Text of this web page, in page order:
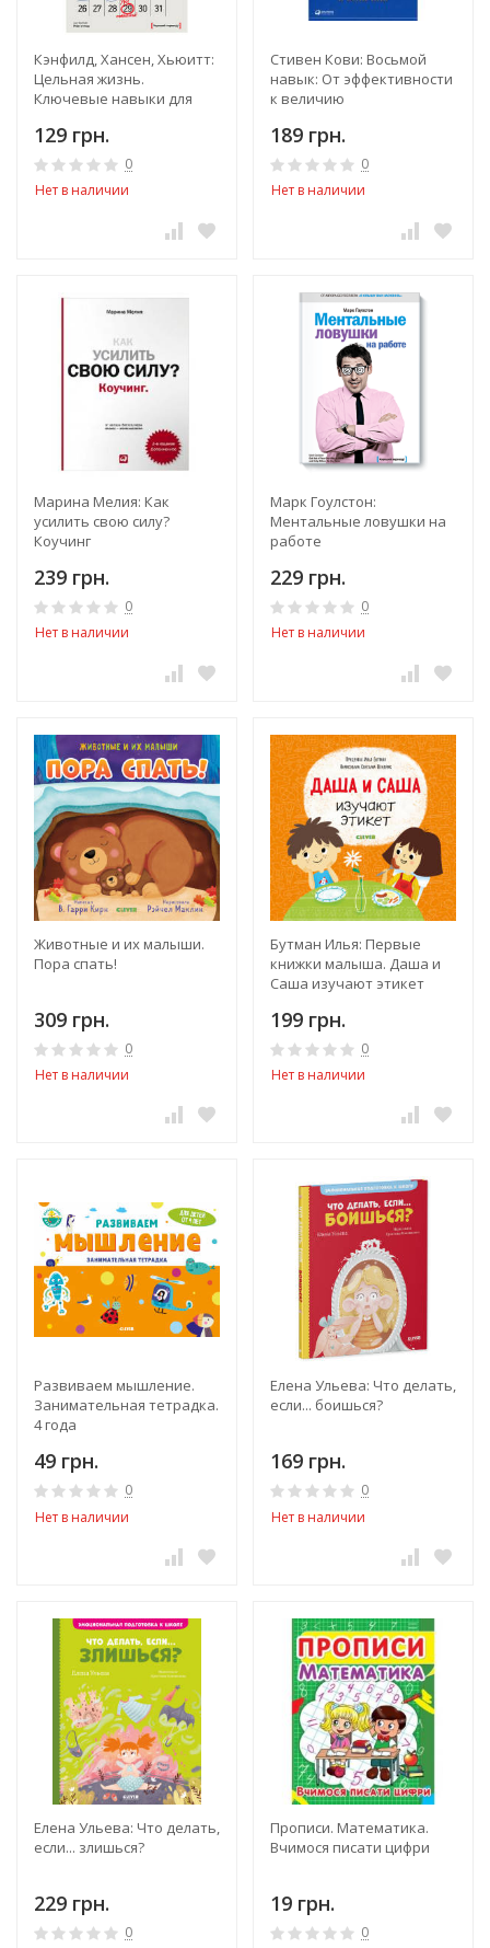
Кэнфилд, Хансен, Хьюитт:
Цельная жизнь.
Ключевые навыки для
129 грн.
0
Нет в наличии
Стивен Кови: Восьмой
навык: От эффективности
к величию
189 грн.
0
Нет в наличии
Марина Мелия: Как
усилить свою силу?
Коучинг
239 грн.
0
Нет в наличии
Марк Гоулстон:
Ментальные ловушки на
работе
229 грн.
0
Нет в наличии
Животные и их малыши.
Пора спать!
309 грн.
0
Нет в наличии
Бутман Илья: Первые
книжки малыша. Даша и
Саша изучают этикет
199 грн.
0
Нет в наличии
Развиваем мышление.
Занимательная тетрадка.
4 года
49 грн.
0
Нет в наличии
Елена Ульева: Что делать,
если... боишься?
169 грн.
0
Нет в наличии
Елена Ульева: Что делать,
если... злишься?
229 грн.
0
Прописи. Математика.
Вчимося писати цифри
19 грн.
0